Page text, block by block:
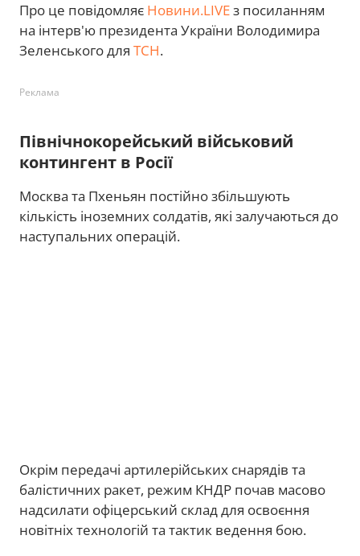
Про це повідомляє Новини.LIVEз посиланням
на інтерв'ю президента України Володимира
Зеленського для ТСН.
Реклама
Північнокорейський військовий
контингент в Росії
Москва та Пхеньян постійно збільшують
кількість іноземних солдатів, які залучаються до
наступальних операцій.
Окрім передачі артилерійських снарядів та
балістичних ракет, режим КНДР почав масово
надсилати офіцерський склад для освоєння
новітніх технологій та тактик ведення бою.